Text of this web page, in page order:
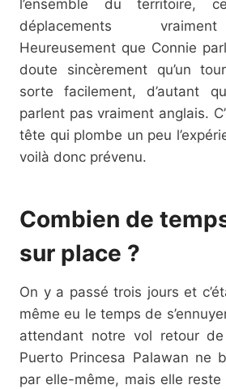
l’ensemble du territoire,
déplacements
Heureusement que Connie
doute sincèrement qu’un
sorte facilement, d’autant
parlent pas vraiment anglais.
tête qui plombe un peu
voilà donc prévenu.
Combien de
sur place ?
On y a passé trois jours et
même eu le temps de
attendant notre vol retour
Puerto Princesa Palawan ne
par elle-même, mais elle